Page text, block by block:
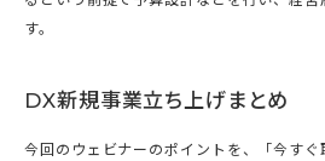
す。
DX新規事業立ち上げまとめ
今回のウェビナーのポイントを、「今すぐ